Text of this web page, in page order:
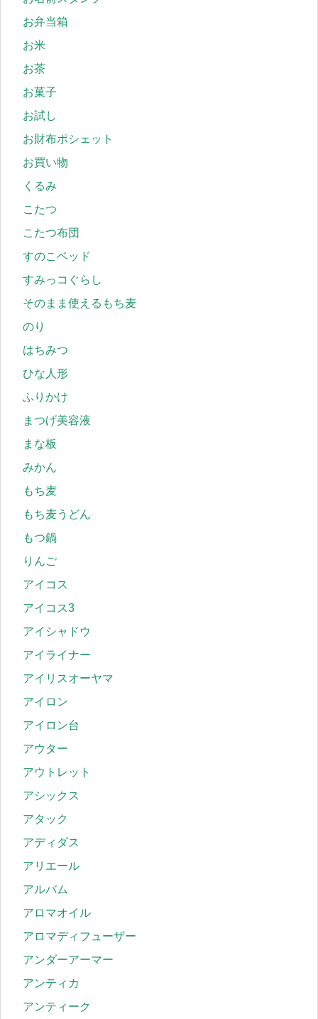
お弁当箱
お米
お茶
お菓子
お試し
お財布ポシェット
お買い物
くるみ
こたつ
こたつ布団
すのこベッド
すみっコぐらし
そのまま使えるもち麦
のり
はちみつ
ひな人形
ふりかけ
まつげ美容液
まな板
みかん
もち麦
もち麦うどん
もつ鍋
りんご
アイコス
アイコス3
アイシャドウ
アイライナー
アイリスオーヤマ
アイロン
アイロン台
アウター
アウトレット
アシックス
アタック
アディダス
アリエール
アルバム
アロマオイル
アロマディフューザー
アンダーアーマー
アンティカ
アンティーク